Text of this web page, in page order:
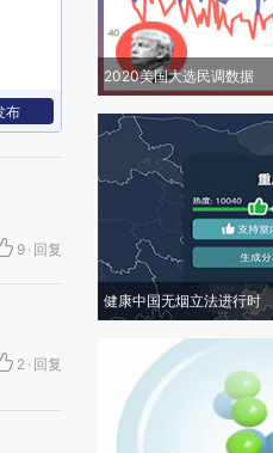
布
9 · 回复
2 · 回复
2020美国大选民调数据
健康中国无烟立法进行时